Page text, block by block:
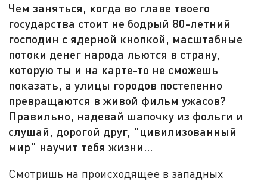
Чем заняться, когда во главе твоего
государства стоит не бодрый 80-летний
господин с ядерной кнопкой, масштабные
потоки денег народа льются в страну,
которую ты и на карте-то не сможешь
показать, а улицы городов постепенно
превращаются в живой фильм ужасов?
Правильно, надевай шапочку из фольги и
слушай, дорогой друг, "цивилизованный
мир" научит тебя жизни…
Смотришь на происходящее в западных